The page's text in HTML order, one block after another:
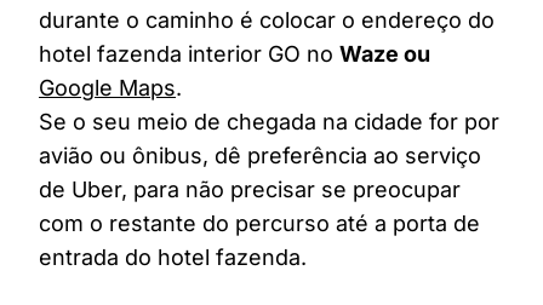
durante o caminho é colocar o endereço do
hotel fazenda interior GO no Waze ou
Google Maps.
Se o seu meio de chegada na cidade for por
avião ou ônibus, dê preferência ao serviço
de Uber, para não precisar se preocupar
com o restante do percurso até a porta de
entrada do hotel fazenda.